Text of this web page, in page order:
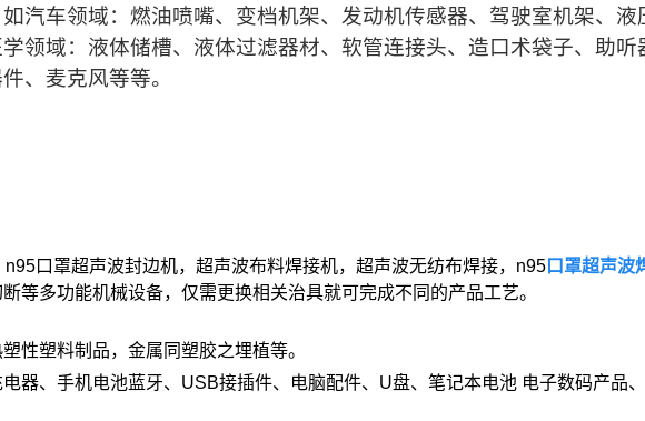
汽车领域：燃油喷嘴、变档机架、发动机传感器、驾驶室机架、
领域：液体储槽、液体过滤器材、软管连接头、造口术袋子、助
、麦克风等等。
口罩超声波封边机，超声波布料焊接机，超声波无纺布焊接，n95 口罩超声波
等多功能机械设备，仅需更换相关治具就可完成不同的产品工艺。
性塑料制品，金属同塑胶之埋植等。
器、手机电池蓝牙、USB接插件、电脑配件、U盘、笔记本电池 电子数码产品